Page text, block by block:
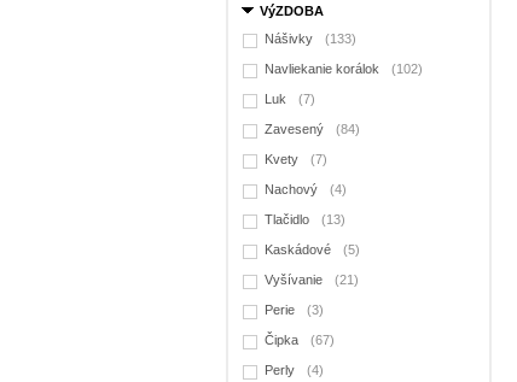
VýZDOBA
Nášivky
(133)
Navliekanie korálok (102)
Luk (7)
Zavesený (84)
Kvety (7)
Nachový (4)
Tlačidlo (13)
Kaskádové (5)
Vyšívanie (21)
Perie (3)
Čipka (67)
Perly (4)